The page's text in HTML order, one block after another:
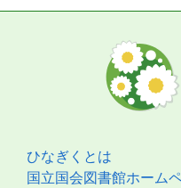
ひなぎくとは
国立国会図書館ホーム